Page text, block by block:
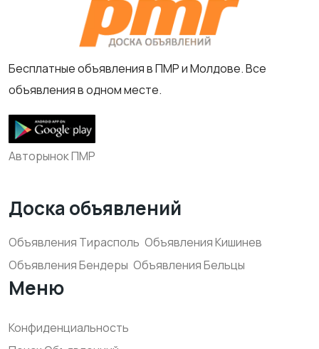
Бесплатные объявления в ПМР и Молдове. Все
объявления в одном месте.
Авторынок ПМР
Доска объявлений
Объявления Тирасполь Объявления Кишинев
Объявления Бендеры Объявления Бельцы
Меню
Конфиденциальность